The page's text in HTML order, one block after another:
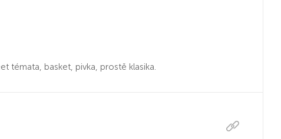
témata, basket, pivka, prostě klasika.